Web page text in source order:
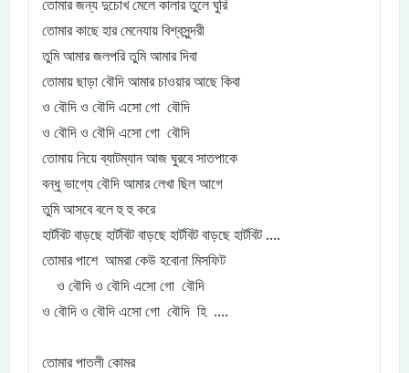
তোমার জন্য দুচোখ মেলে কালার তুলে ঘুরি
তোমার কাছে হার মেনেযায় বিশ্বসুন্দরী
তুমি আমার জলপরি তুমি আমার দিবা
তোমায় ছাড়া বৌদি আমার চাওয়ার আছে কিবা
ও বৌদি ও বৌদি এসো গো বৌদি
ও বৌদি ও বৌদি এসো গো বৌদি
তোমায় নিয়ে ব্যাটম্যান আজ ঘুরবে সাতপাকে
বন্ধু ভাগ্যে বৌদি আমার লেখা ছিল আগে
তুমি আসবে বলে হু হু করে
হার্টবিট বাড়ছে হার্টবিট বাড়ছে হার্টবিট বাড়ছে হার্টবিট ....
তোমার পাশে আমরা কেউ হবোনা মিসফিট
ও বৌদি ও বৌদি এসো গো বৌদি
ও বৌদি ও বৌদি এসো গো বৌদি হি ....
তোমার পাতলী কোমর